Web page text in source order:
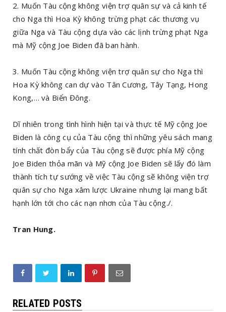
2. Muốn Tàu cộng không viện trợ quân sự và cả kinh tế
cho Nga thì Hoa Kỳ không trừng phạt các thương vụ
giữa Nga và Tàu cộng dựa vào các lịnh trừng phạt Nga
mà Mỹ cộng Joe Biden đã ban hành.
3. Muốn Tàu cộng không viện trợ quân sự cho Nga thì
Hoa Kỳ không can dự vào Tân Cương, Tây Tạng, Hong
Kong,… và Biển Đông.
Dĩ nhiên trong tình hình hiện tại và thực tế Mỹ cộng Joe
Biden là công cụ của Tàu cộng thì những yêu sách mang
tính chất đòn bẩy của Tàu cộng sẽ được phía Mỹ cộng
Joe Biden thỏa mãn và Mỹ cộng Joe Biden sẽ lấy đó làm
thành tích tự sướng về việc Tàu cộng sẽ không viện trợ
quân sự cho Nga xâm lược Ukraine nhưng lại mang bất
hạnh lớn tới cho các nạn nhơn của Tàu cộng./.
Tran Hung.
RELATED POSTS